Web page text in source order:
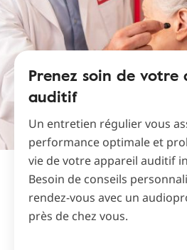
Prenez soin de votre
auditif
Un entretien régulier vous
performance optimale et
vie de votre appareil auditif
Besoin de conseils
rendez-vous avec un
près de chez vous.